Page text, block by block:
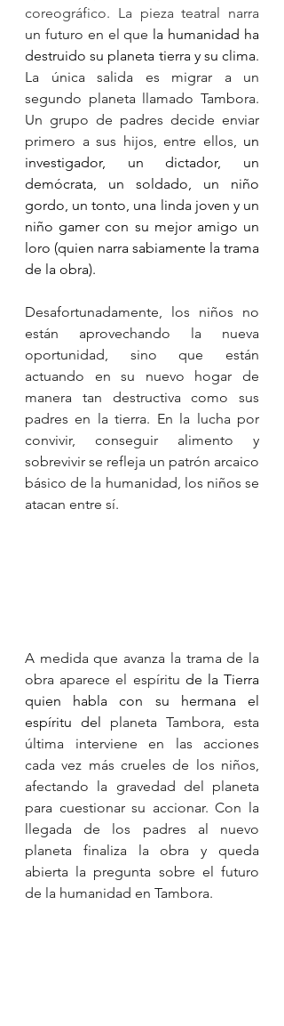
coreográfico. La pieza teatral narra
un futuro en el que la humanidad ha
destruido su planeta tierra y su clima.
La única salida es migrar a un
segundo planeta llamado Tambora.
Un grupo de padres decide enviar
primero a sus hijos, entre ellos, un
investigador, un dictador, un
demócrata, un soldado, un niño
gordo, un tonto, una linda joven y un
niño gamer con su mejor amigo un
loro (quien narra sabiamente la trama
de la obra).
Desafortunadamente, los niños no
están aprovechando la nueva
oportunidad, sino que están
actuando en su nuevo hogar de
manera tan destructiva como sus
padres en la tierra. En la lucha por
convivir, conseguir alimento y
sobrevivir se refleja un patrón arcaico
básico de la humanidad, los niños se
atacan entre sí.
A medida que avanza la trama de la
obra aparece el espíritu de la Tierra
quien habla con su hermana el
espíritu del planeta Tambora, esta
última interviene en las acciones
cada vez más crueles de los niños,
afectando la gravedad del planeta
para cuestionar su accionar. Con la
llegada de los padres al nuevo
planeta finaliza la obra y queda
abierta la pregunta sobre el futuro
de la humanidad en Tambora.